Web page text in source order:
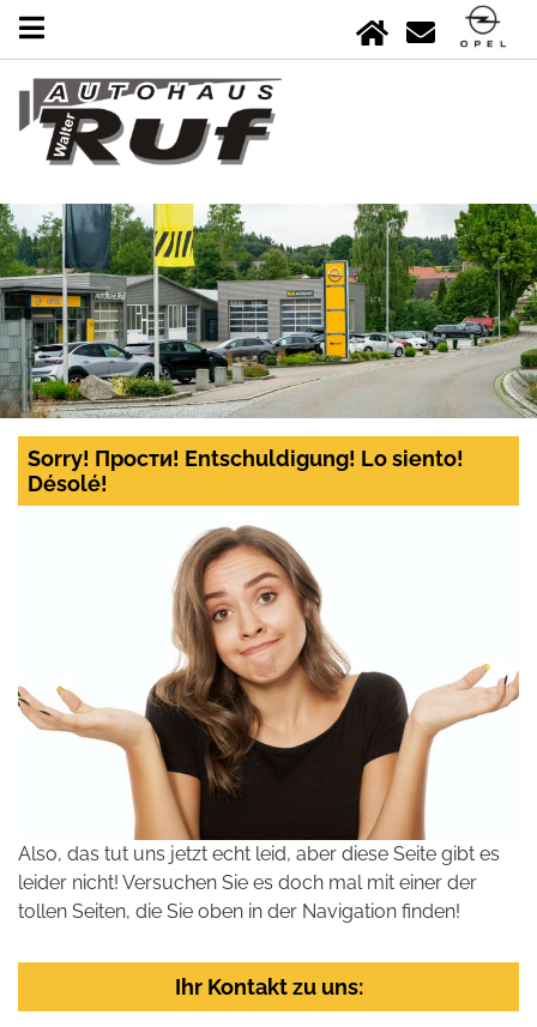
Sorry! Прости! Entschuldigung! Lo siento!
Désolé!
Also, das tut uns jetzt echt leid, aber diese Seite gibt es
leider nicht! Versuchen Sie es doch mal mit einer der
tollen Seiten, die Sie oben in der Navigation finden!
Ihr Kontakt zu uns: